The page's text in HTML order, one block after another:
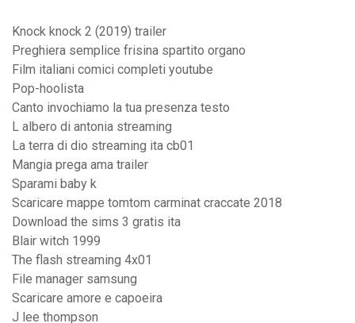
Knock knock 2 (2019) trailer
Preghiera semplice frisina spartito organo
Film italiani comici completi youtube
Pop-hoolista
Canto invochiamo la tua presenza testo
L albero di antonia streaming
La terra di dio streaming ita cb01
Mangia prega ama trailer
Sparami baby k
Scaricare mappe tomtom carminat craccate 2018
Download the sims 3 gratis ita
Blair witch 1999
The flash streaming 4x01
File manager samsung
Scaricare amore e capoeira
J lee thompson